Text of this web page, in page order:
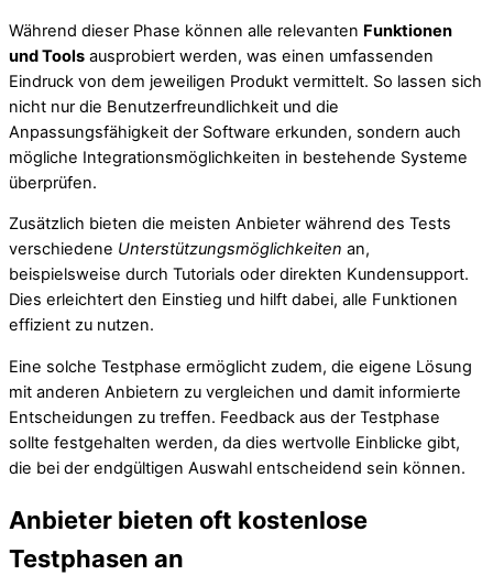
Während dieser Phase können alle relevanten Funktionen
und Tools ausprobiert werden, was einen umfassenden
Eindruck von dem jeweiligen Produkt vermittelt. So lassen sich
nicht nur die Benutzerfreundlichkeit und die
Anpassungsfähigkeit der Software erkunden, sondern auch
mögliche Integrationsmöglichkeiten in bestehende Systeme
überprüfen.
Zusätzlich bieten die meisten Anbieter während des Tests
verschiedene Unterstützungsmöglichkeiten an,
beispielsweise durch Tutorials oder direkten Kundensupport.
Dies erleichtert den Einstieg und hilft dabei, alle Funktionen
effizient zu nutzen.
Eine solche Testphase ermöglicht zudem, die eigene Lösung
mit anderen Anbietern zu vergleichen und damit informierte
Entscheidungen zu treffen. Feedback aus der Testphase
sollte festgehalten werden, da dies wertvolle Einblicke gibt,
die bei der endgültigen Auswahl entscheidend sein können.
Anbieter bieten oft kostenlose
Testphasen an